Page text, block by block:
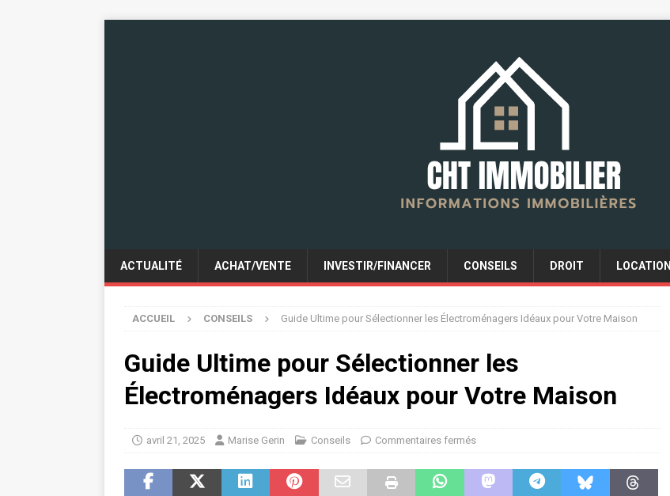
ACTUALITÉ ACHAT/VENTE INVESTIR/FINANCER CONSEILS DROIT LOCATION
ACCUEIL CONSEILS Guide Ultime pour Sélectionner les Électroménagers Idéaux pour Votre Maison
Guide Ultime pour Sélectionner les
Électroménagers Idéaux pour Votre Maison
avril 21, 2025 Marise Gerin Conseils Commentaires fermés